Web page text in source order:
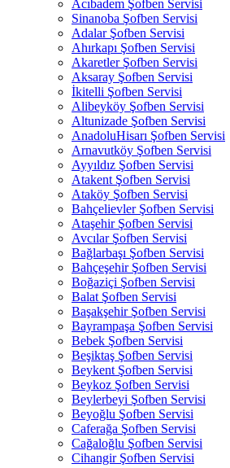
Acıbadem Şofben Servisi
Sinanoba Şofben Servisi
Adalar Şofben Servisi
Ahırkapı Şofben Servisi
Akaretler Şofben Servisi
Aksaray Şofben Servisi
İkitelli Şofben Servisi
Alibeyköy Şofben Servisi
Altunizade Şofben Servisi
AnadoluHisarı Şofben Servisi
Arnavutköy Şofben Servisi
Ayyıldız Şofben Servisi
Atakent Şofben Servisi
Ataköy Şofben Servisi
Bahçelievler Şofben Servisi
Ataşehir Şofben Servisi
Avcılar Şofben Servisi
Bağlarbaşı Şofben Servisi
Bahçeşehir Şofben Servisi
Boğaziçi Şofben Servisi
Balat Şofben Servisi
Başakşehir Şofben Servisi
Bayrampaşa Şofben Servisi
Bebek Şofben Servisi
Beşiktaş Şofben Servisi
Beykent Şofben Servisi
Beykoz Şofben Servisi
Beylerbeyi Şofben Servisi
Beyoğlu Şofben Servisi
Caferağa Şofben Servisi
Cağaloğlu Şofben Servisi
Cihangir Şofben Servisi